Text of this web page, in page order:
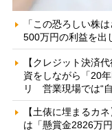
「この恐ろしい株
500万円の利益を出
【クレジット決済
資をしながら「20
リ 営業現場では“
【土俵に埋まるカ
は「懸賞金2826万